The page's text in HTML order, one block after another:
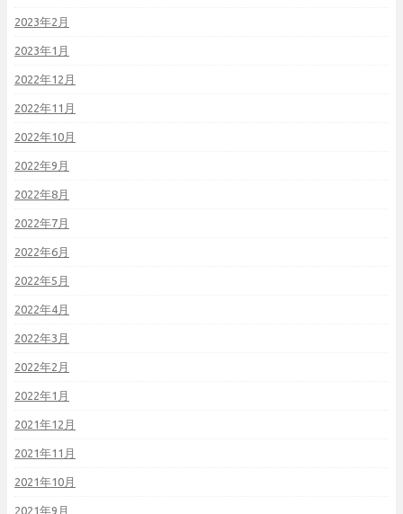
2023年2月
2023年1月
2022年12月
2022年11月
2022年10月
2022年9月
2022年8月
2022年7月
2022年6月
2022年5月
2022年4月
2022年3月
2022年2月
2022年1月
2021年12月
2021年11月
2021年10月
2021年9月